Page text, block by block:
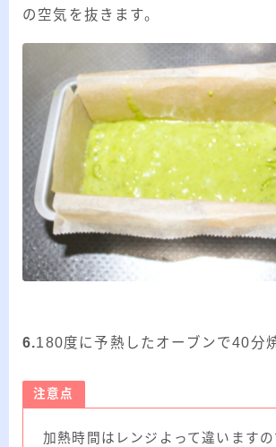
の空気を抜きます。
6.180度に予熱したオーブンで40分
注意点
加熱時間はレンジよって違いますの